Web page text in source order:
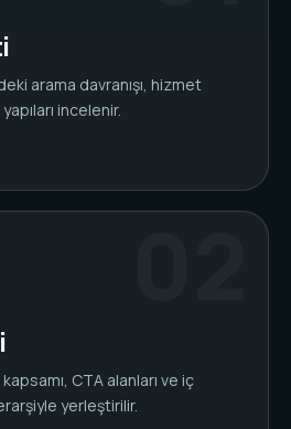
arama davranışı, hizmet
incelenir.
CTA alanları ve iç
yerleştirilir.